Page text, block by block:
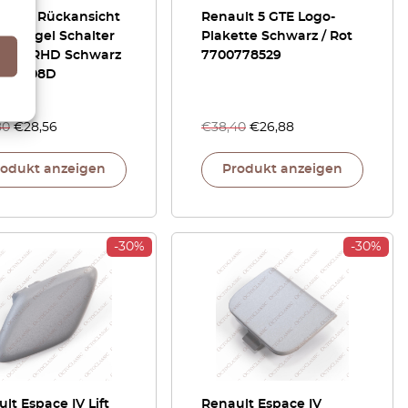
19 Rückansicht
Schalter
oder RHD Schwarz
€28,56
anzeigen
Renault 5 GTE Logo-
Plakette Schwarz / Rot
7700778529
€38,40 €26,88
Produkt anzeigen
-30%
Espace IV Lift
-30%
Renault Espace IV